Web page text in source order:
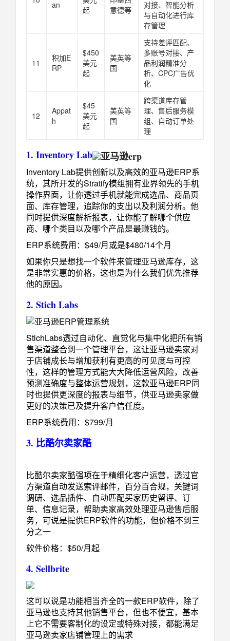
an
起
意德等
对接、智能分析
与自动化进行库
存管理
11
积加E
RP
$450
美元
起
美英等
国
支持差评匹配、
多账号对接、产
品利润精准分
析、CPC广告优
化
12
Appat
h
$45
美元
起
美英等
国
跨渠道库存管
理、售后服务模
组、自动订单处
理
1. Inventory Lab
Inventory Lab提供创新以及高效的亚马逊ERP系
统，其所开发的Stratify模组拥有业界领先的手机
操作界面，让你透过手机就能完成选品、商品页
面、库存管理，追踪你的支出以及利润分析。他
同时提供深度解析报表，让你能了解哪个供应
商、哪个类目以及哪个产品是最赚钱的。
ERP系统费用：$49/月或是$480/14个月
如果你只是想找一个软件来管理亚马逊库存，这
是非常实惠的价格，这也是为什么我们优先推荐
他的原因。
2. Stich Labs
StichLabs透过自动化、直觉化与集中化把所有销
售渠道整合到一个管理平台，这让亚马逊卖家对
于店铺成长与增加获利有更高的可见度与可控
性，这样的管理方式能大大降低运营风险，改善
预测准确度与整体运营规划，这款亚马逊ERP同
时也提供更深度的报表与细节，供亚马逊卖家做
更好的决策已及提升客户信任度。
ERP系统费用：$799/月
3. 比酷尔卖家酷
比酷尔卖家酷强项在于精细化客户运营，透过官
方渠道自动发送索评邮件，百分百合规，关键词
调研、选品插件、自动匹配买家历史留评、订
单、信息记录，帮助卖家高效处理亚马逊售后服
务，可说是提供ERP软件的功能，但价格不到三
分之一
软件价格：$50/月起
4. Sellbrite
这可以说是功能相当齐全的一款ERP软件，除了
亚马逊也支持其他销售平台，但也不便宜，基本
上它不需要客制化的设定或特殊对接，都能满足
亚马逊卖家店铺管理上的需求